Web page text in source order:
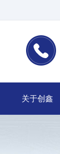
关于创鑫